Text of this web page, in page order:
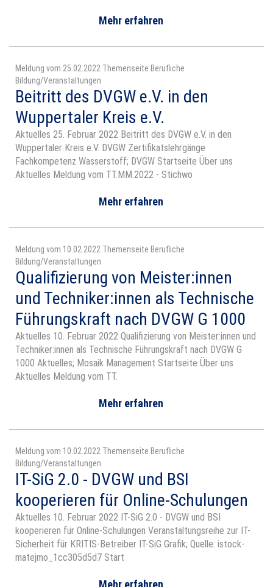
Mehr erfahren
Meldung vom 25.02.2022 Themenseite Berufliche
Bildung/Veranstaltungen
Beitritt des DVGW e.V. in den
Wuppertaler Kreis e.V.
Aktuelles 25. Februar 2022 Beitritt des DVGW e.V. in den
Wuppertaler Kreis e.V. DVGW Zertifikatslehrgänge
Fachkompetenz Wasserstoff; DVGW Startseite Über uns
Aktuelles Meldung vom TT.MM.2022 - Stichwo
Mehr erfahren
Meldung vom 10.02.2022 Themenseite Berufliche
Bildung/Veranstaltungen
Qualifizierung von Meister:innen
und Techniker:innen als Technische
Führungskraft nach DVGW G 1000
Aktuelles 10. Februar 2022 Qualifizierung von Meister:innen und
Techniker:innen als Technische Führungskraft nach DVGW G
1000 Aktuelles; Mosaik Management Startseite Über uns
Aktuelles Meldung vom TT.
Mehr erfahren
Meldung vom 10.02.2022 Themenseite Berufliche
Bildung/Veranstaltungen
IT-SiG 2.0 - DVGW und BSI
kooperieren für Online-Schulungen
Aktuelles 10. Februar 2022 IT-SiG 2.0 - DVGW und BSI
kooperieren für Online-Schulungen Veranstaltungsreihe zur IT-
Sicherheit für KRITIS-Betreiber IT-SiG Grafik; Quelle: istock-
matejmo_1cc305d5d7 Start
Mehr erfahren